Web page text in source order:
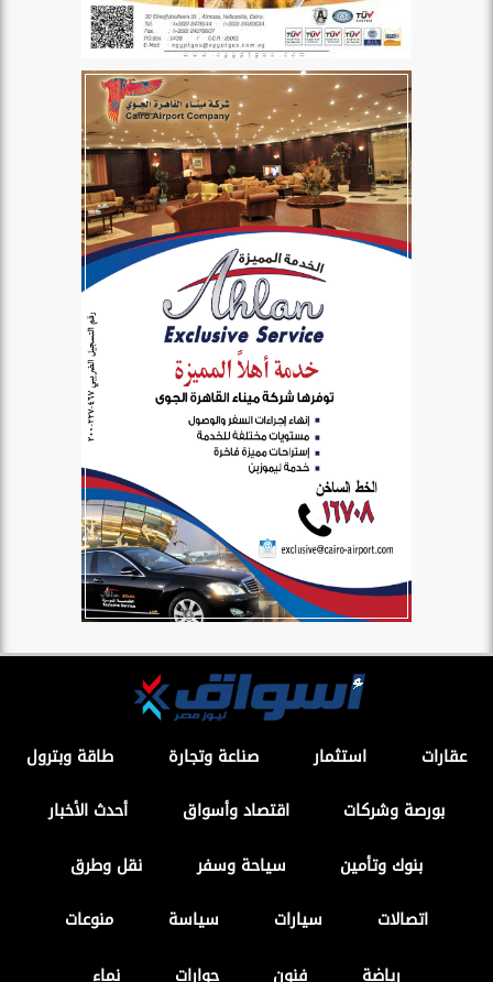
عقارات استثمار صناعة وتجارة
طاقة وبترول
بورصة وشركات
اقتصاد وأسواق
أحدث الأخبار
بنوك وتأمين
سياحة وسفر
نقل وطرق
اتصالات
سيارات سياسة
منوعات
رياضة
فنون حوارات نماء